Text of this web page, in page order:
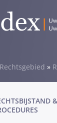
Rechtsgebied »
&